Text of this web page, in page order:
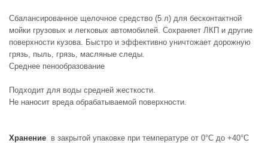
Сбалансированное щелочное средство (5 л) для бесконтактной
мойки грузовых и легковых автомобилей. Сохраняет ЛКП и другие
поверхности кузова. Быстро и эффективно уничтожает дорожную
грязь, пыль, грязь, масляные следы.
Среднее пенообразование
Подходит для воды средней жесткости.
Не наносит вреда обрабатываемой поверхности.
Хранение в закрытой упаковке при температуре от 0°С до +40°С